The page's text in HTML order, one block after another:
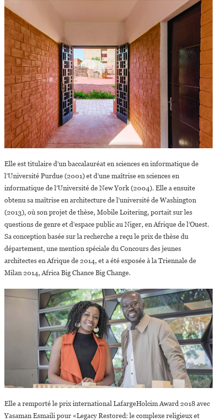
Elle est titulaire d’un baccalauréat en sciences en informatique de
l’Université Purdue (2001) et d’une maîtrise en sciences en
informatique de l’Université de New York (2004). Elle a ensuite
obtenu sa maîtrise en architecture de l’université de Washington
(2013), où son projet de thèse, Mobile Loitering, portait sur les
questions de genre et d’espace public au Niger, en Afrique de l’Ouest.
Sa conception basée sur la recherche a reçu le prix de thèse du
département, une mention spéciale du Concours des jeunes
architectes en Afrique de 2014, et a été exposée à la Triennale de
Milan 2014, Africa Big Chance Big Change.
Elle a remporté le prix international LafargeHolcim Award 2018 avec
Yasaman Esmaili pour «Legacy Restored: le complexe religieux et